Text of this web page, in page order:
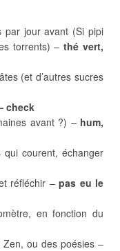
par jour avant (Si pipi
torrents) –thé vert,
(et d’autres sucres
check
avant ?) – hum,
qui courent, échanger
réfléchir –pas eu le
en fonction du
ou des poésies –